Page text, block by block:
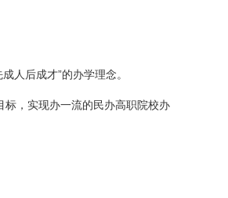
人后成才”的办学理念。
，实现办一流的民办高职院校办